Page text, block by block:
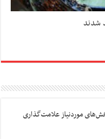
شدند
موردنیاز علامت‌گذاری